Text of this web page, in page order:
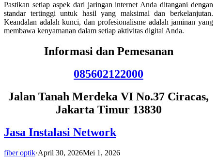
Pastikan setiap aspek dari jaringan internet Anda ditangani dengan
standar tertinggi untuk hasil yang maksimal dan berkelanjutan.
Keandalan adalah kunci, dan profesionalisme adalah jaminan yang
membawa kenyamanan dalam setiap aktivitas digital Anda.
Informasi dan Pemesanan
085602122000
Jalan Tanah Merdeka VI No.37 Ciracas,
Jakarta Timur 13830
Jasa Instalasi Network
fiber optik·April 30, 2026Mei 1, 2026